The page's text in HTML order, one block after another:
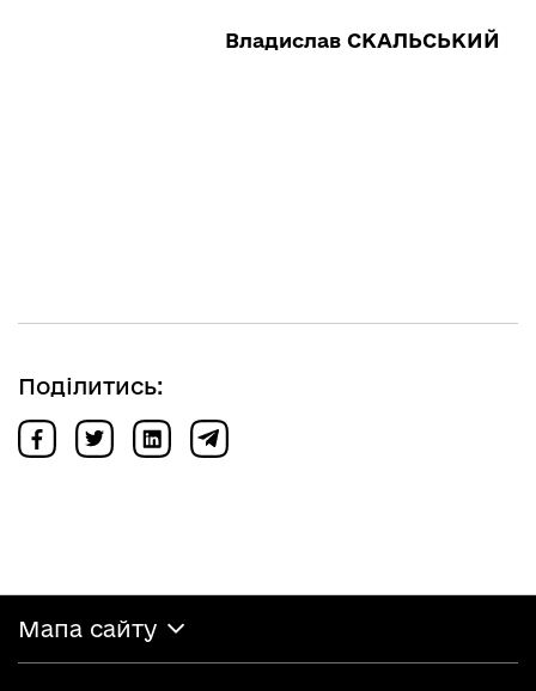
Владислав СКАЛЬСЬКИЙ
Поділитись:
Мапа сайту